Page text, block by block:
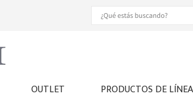
OUTLET PRODUCTOS DE LÍNEA